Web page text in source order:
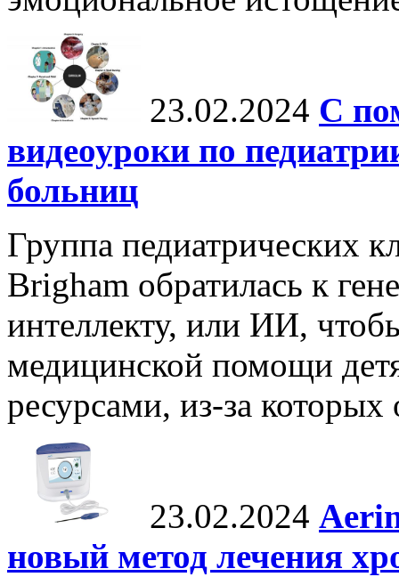
23.02.2024 С
видеоуроки по
больниц
Группа педиатрических
Brigham обратилась к
интеллекту, или ИИ,
медицинской помощи
ресурсами, из-за
23.02.2024
новый метод лечения